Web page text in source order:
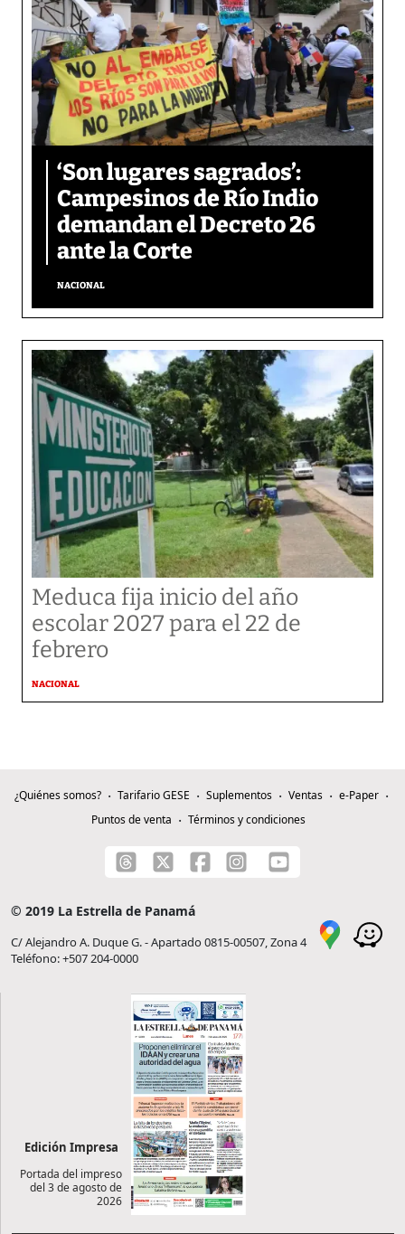
‘Son lugares sagrados’:
Campesinos de Río Indio
demandan el Decreto 26
ante la Corte
NACIONAL
Meduca fija inicio del año
escolar 2027 para el 22 de
febrero
NACIONAL
¿Quiénes somos? Tarifario GESE Suplementos Ventas
e-Paper
Puntos de venta
Términos y condiciones
© 2019 La Estrella de Panamá
C/ Alejandro A. Duque G. - Apartado 0815-00507, Zona 4
Teléfono: +507 204-0000
Edición Impresa
Portada del impreso
del 3 de agosto de
2026